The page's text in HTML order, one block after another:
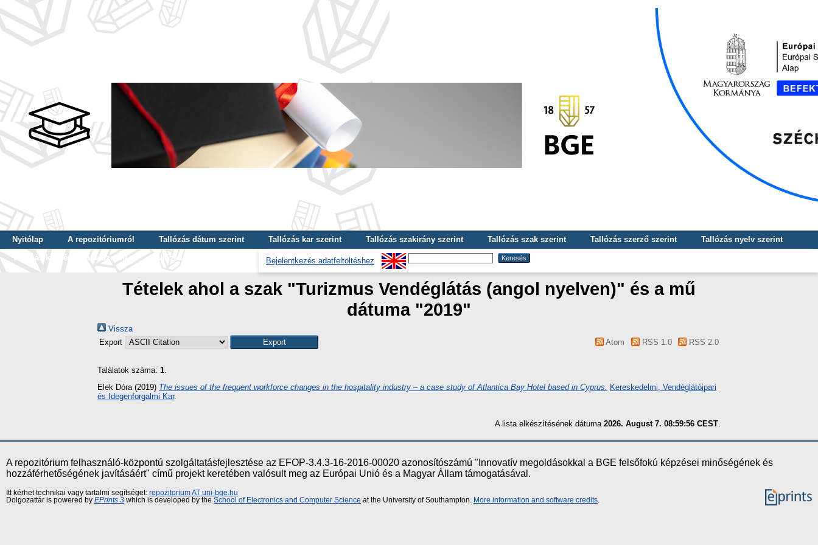
Nyitólap A repozitóriumról Tallózás dátum szerint Tallózás kar szerint Tallózás szakirány szerint Tallózás szak szerint Tallózás szerző szerint
Tallózás nyelv szerint
Tallózás képzés szintje szerint
Tallózás kulcsszó szerint Bejelentkezés adatfeltöltéshez
Tételek ahol a szak "Turizmus Vendéglátás (angol nyelven)" és a mű
dátuma "2019"
Vissza
Export
Atom RSS 1.0 RSS 2.0
Találatok száma: 1.
Elek Dóra (2019) The issues of the frequent workforce changes in the hospitality industry – a case study of Atlantica Bay Hotel based in Cyprus.
Kereskedelmi, Vendéglátóipari
és Idegenforgalmi Kar.
A lista elkészítésének dátuma 2026. August 7. 08:59:56 CEST
A repozitórium felhasználó-központú szolgáltatásfejlesztése az EFOP-3.4.3-16-2016-00020 azonosítószámú "Innovatív megoldásokkal a BGE felsőfokú képzései minőségének és
hozzáférhetőségének javításáért" című projekt keretében valósult meg az Európai Unió és a Magyar Állam támogatásával.
Itt kérhet technikai vagy tartalmi segítséget: repozitorium AT uni-bge.hu
Dolgozattár is powered by EPrints 3 which is developed by the School of Electronics and Computer Science at the University of Southampton. More information and software credits